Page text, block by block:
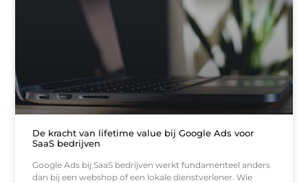
De kracht van lifetime value bij Google Ads voor
SaaS bedrijven
Google Ads bij SaaS bedrijven werkt fundamenteel anders
dan bij een webshop of een lokale dienstverlener. Wie